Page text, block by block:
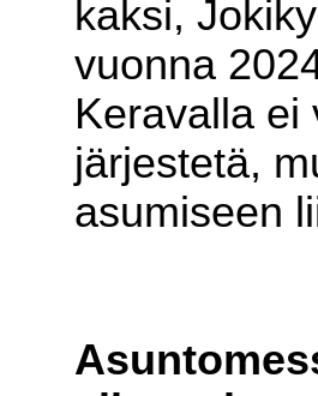
kaksi,
vuonna
Keravalla ei
järjestetä,
asumiseen